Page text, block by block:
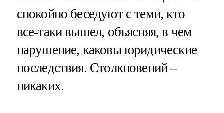
спокойно беседуют с теми, кто
все-таки вышел, объясняя, в чем
нарушение, каковы юридические
последствия. Столкновений –
никаких.